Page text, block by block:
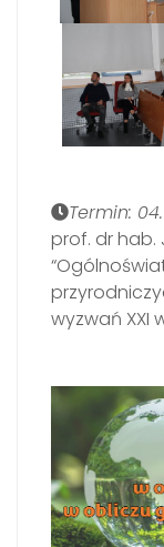
Termin:
prof. dr hab.
wyzwań XXI